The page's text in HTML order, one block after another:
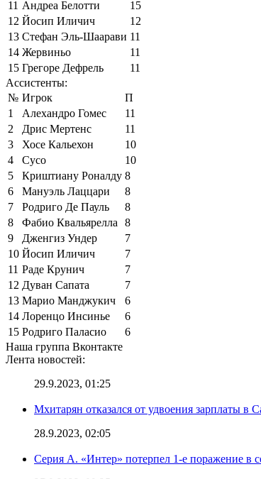
11 Андреа Белотти
15
12 Йосип Иличич
12
13 Стефан Эль-Шаарави 11
14 Жервиньо
11
15 Грегоре Дефрель
11
Ассистенты:
№ Игрок
П
1
Алехандро Гомес
11
2
Дрис Мертенс
11
3
Хосе Кальехон
10
4
Сусо
10
5
Криштиану Роналду 8
6
Мануэль Лаццари
8
7
Родриго Де Пауль
8
8
Фабио Квальярелла
8
9
Дженгиз Ундер
7
10 Йосип Иличич
7
11 Раде Крунич
7
12 Дуван Сапата
7
13 Марио Манджукич
6
14 Лоренцо Инсинье
6
15 Родриго Паласио
6
Наша группа Вконтакте
Лента новостей:
29.9.2023, 01:25
Мхитарян отказался от удвоения зарплаты в
28.9.2023, 02:05
Серия А. «Интер» потерпел 1-е поражение в